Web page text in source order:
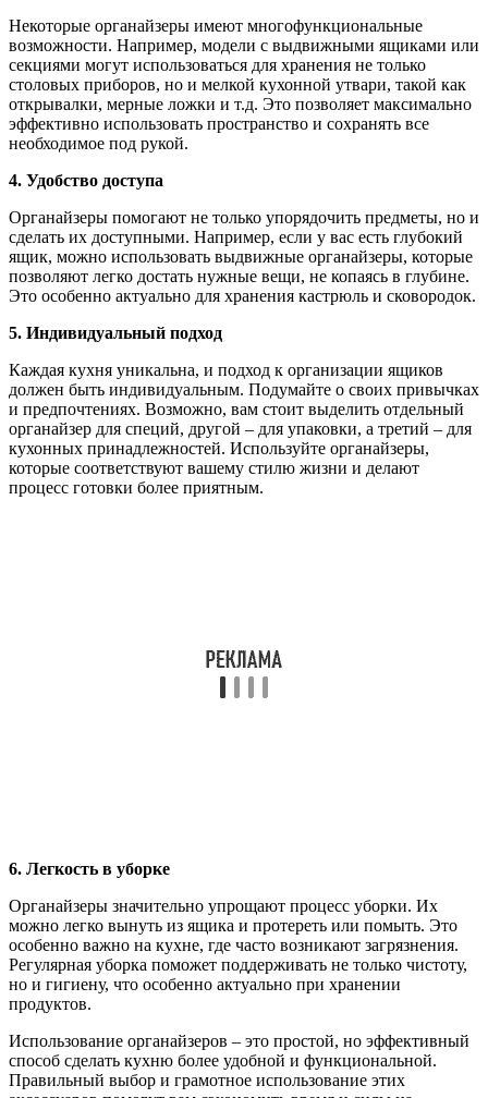
Некоторые органайзеры имеют многофункциональные
возможности. Например, модели с выдвижными ящиками или
секциями могут использоваться для хранения не только
столовых приборов, но и мелкой кухонной утвари, такой как
открывалки, мерные ложки и т.д. Это позволяет максимально
эффективно использовать пространство и сохранять все
необходимое под рукой.
4. Удобство доступа
Органайзеры помогают не только упорядочить предметы, но и
сделать их доступными. Например, если у вас есть глубокий
ящик, можно использовать выдвижные органайзеры, которые
позволяют легко достать нужные вещи, не копаясь в глубине.
Это особенно актуально для хранения кастрюль и сковородок.
5. Индивидуальный подход
Каждая кухня уникальна, и подход к организации ящиков
должен быть индивидуальным. Подумайте о своих привычках
и предпочтениях. Возможно, вам стоит выделить отдельный
органайзер для специй, другой – для упаковки, а третий – для
кухонных принадлежностей. Используйте органайзеры,
которые соответствуют вашему стилю жизни и делают
процесс готовки более приятным.
6. Легкость в уборке
Органайзеры значительно упрощают процесс уборки. Их
можно легко вынуть из ящика и протереть или помыть. Это
особенно важно на кухне, где часто возникают загрязнения.
Регулярная уборка поможет поддерживать не только чистоту,
но и гигиену, что особенно актуально при хранении
продуктов.
Использование органайзеров – это простой, но эффективный
способ сделать кухню более удобной и функциональной.
Правильный выбор и грамотное использование этих